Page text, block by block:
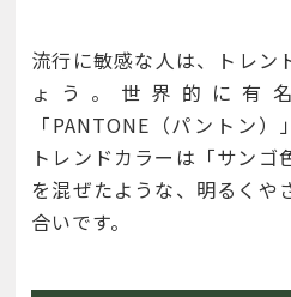
流行に敏感な人は、トレン
ょう。世界的に有
「PANTONE（パントン
トレンドカラーは「サンゴ
を混ぜたような、明るくや
合いです。